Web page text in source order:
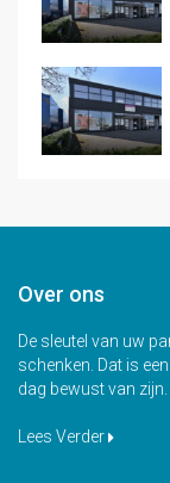
Over ons
De sleutel van uw
schenken. Dat is
dag bewust van zijn.
Lees Verder